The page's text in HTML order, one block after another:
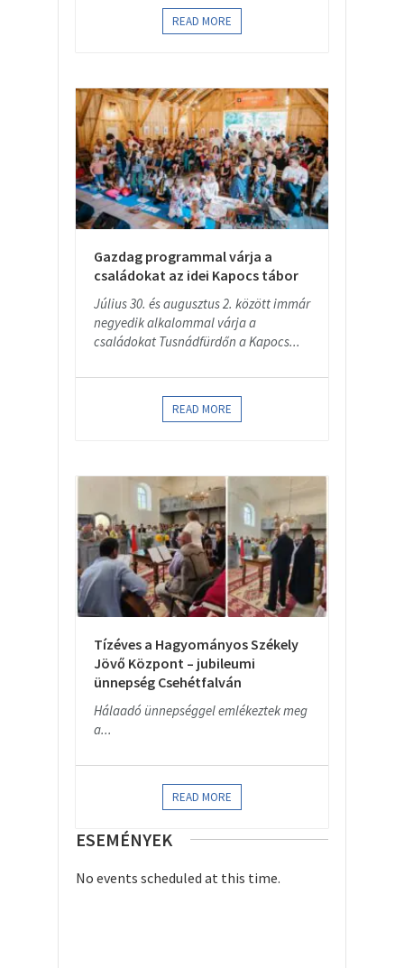
READ MORE
Gazdag programmal várja a
családokat az idei Kapocs tábor
Július 30. és augusztus 2. között immár
negyedik alkalommal várja a
családokat Tusnádfürdőn a Kapocs...
READ MORE
Tízéves a Hagyományos Székely
Jövő Központ – jubileumi
ünnepség Csehétfalván
Hálaadó ünnepséggel emlékeztek meg
a...
READ MORE
ESEMÉNYEK
No events scheduled at this time.